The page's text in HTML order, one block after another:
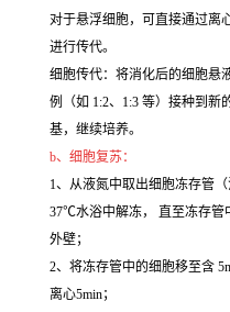
对于悬浮细胞，可直接通过离
进行传代。
细胞传代：将消化后的细胞悬
例（如 1:2、1:3 等）接种到
基，继续培养。
b、细胞复苏：
1、从液氮中取出细胞冻存管
37℃水浴中解冻， 直至冻存管
外壁；
2、将冻存管中的细胞移至含
离心5min；